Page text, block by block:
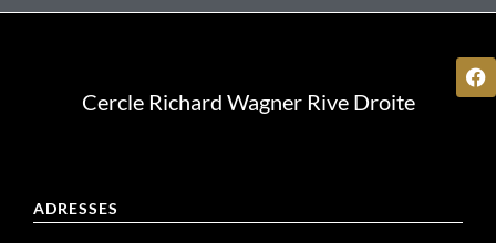
ADRESSES
Cercle Richard Wagner Rive Droite